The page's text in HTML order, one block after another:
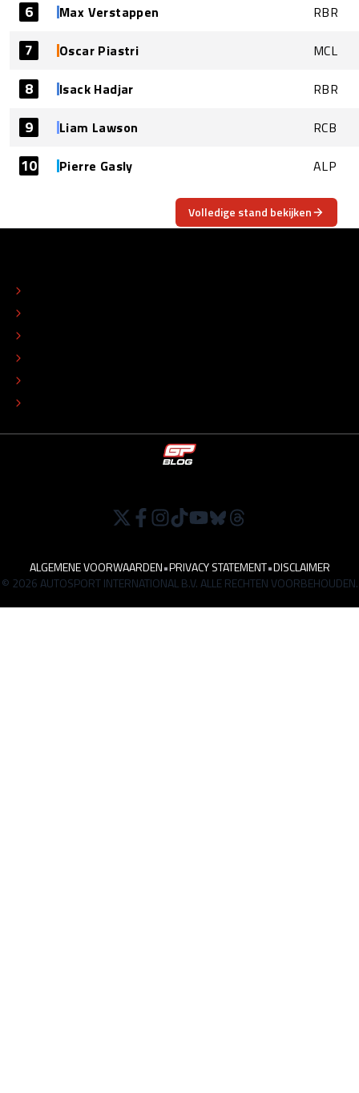
6 Max Verstappen RBR
7 Oscar Piastri MCL
8 Isack Hadjar RBR
9 Liam Lawson RCB
10 Pierre Gasly ALP
Volledige stand bekijken
ALGEMENE VOORWAARDEN•PRIVACY STATEMENT•DISCLAIMER
© 2026 AUTOSPORT INTERNATIONAL B.V. ALLE RECHTEN VOORBEHOUDEN.